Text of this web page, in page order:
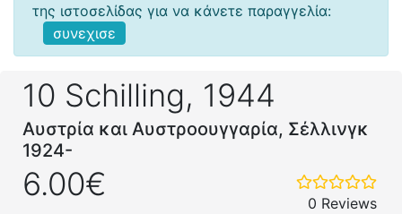
της ιστοσελίδας για να κάνετε παραγγελία:
συνεχισε
10 Schilling, 1944
Αυστρία και Αυστροουγγαρία, Σέλλινγκ
1924-
6.00€
0 Reviews